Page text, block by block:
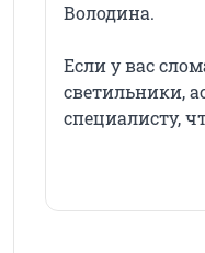
Володина.
Если у вас
светильники,
специалисту,